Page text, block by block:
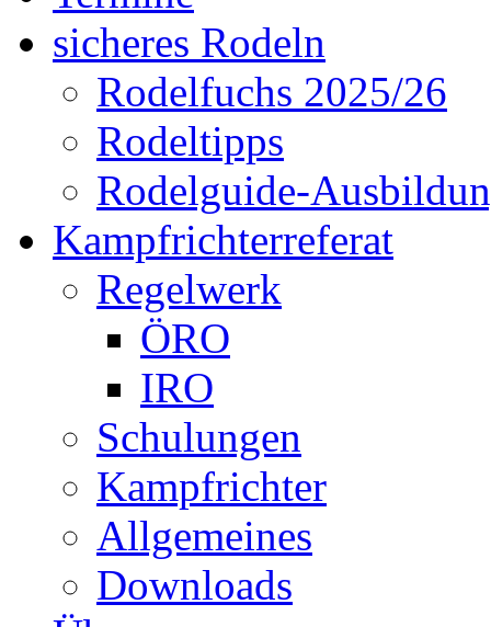
sicheres Rodeln
Rodelfuchs 2025/26
Rodeltipps
Rodelguide-
Kampfrichterreferat
Regelwerk
ÖRO
IRO
Schulungen
Kampfrichter
Allgemeines
Downloads